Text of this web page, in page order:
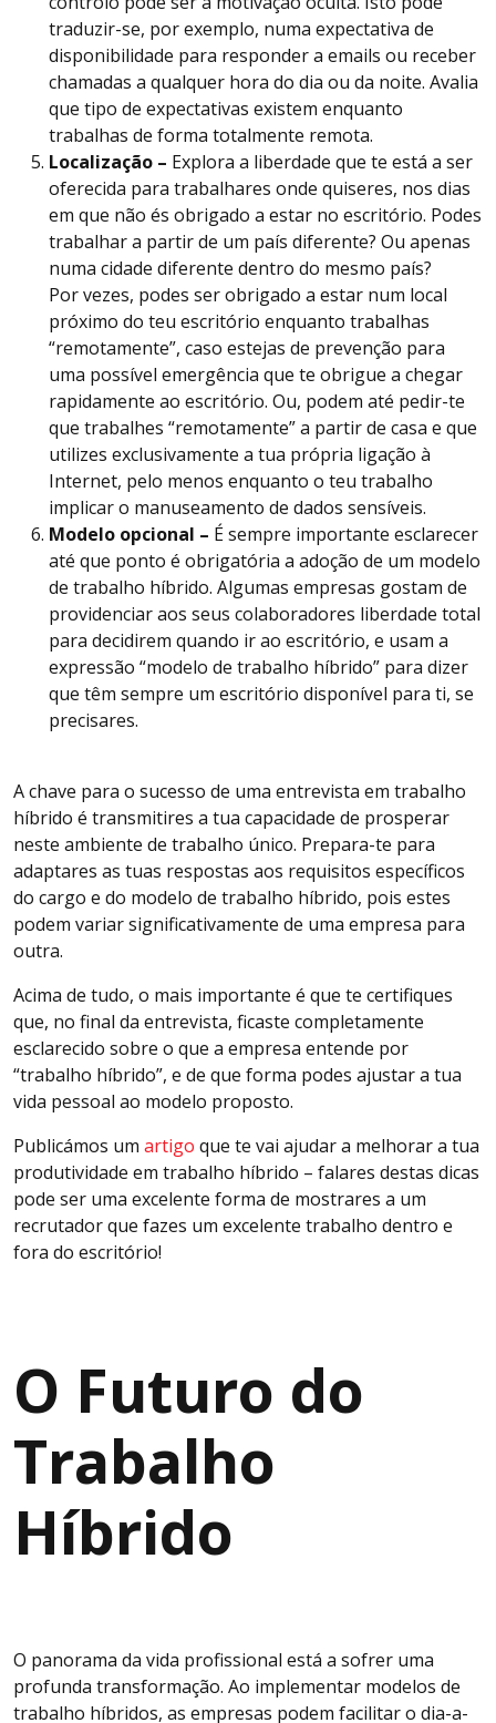
traduzir-se, por exemplo, numa expectativa de
disponibilidade para responder a emails ou receber
chamadas a qualquer hora do dia ou da noite. Avalia
que tipo de expectativas existem enquanto
trabalhas de forma totalmente remota.
Localização – Explora a liberdade que te está a ser
oferecida para trabalhares onde quiseres, nos dias
em que não és obrigado a estar no escritório. Podes
trabalhar a partir de um país diferente? Ou apenas
numa cidade diferente dentro do mesmo país?
Por vezes, podes ser obrigado a estar num local
próximo do teu escritório enquanto trabalhas
“remotamente”, caso estejas de prevenção para
uma possível emergência que te obrigue a chegar
rapidamente ao escritório. Ou, podem até pedir-te
que trabalhes “remotamente” a partir de casa e que
utilizes exclusivamente a tua própria ligação à
Internet, pelo menos enquanto o teu trabalho
implicar o manuseamento de dados sensíveis.
Modelo opcional – É sempre importante esclarecer
até que ponto é obrigatória a adoção de um modelo
de trabalho híbrido. Algumas empresas gostam de
providenciar aos seus colaboradores liberdade total
para decidirem quando ir ao escritório, e usam a
expressão “modelo de trabalho híbrido” para dizer
que têm sempre um escritório disponível para ti, se
precisares.
A chave para o sucesso de uma entrevista em trabalho
híbrido é transmitires a tua capacidade de prosperar
neste ambiente de trabalho único. Prepara-te para
adaptares as tuas respostas aos requisitos específicos
do cargo e do modelo de trabalho híbrido, pois estes
podem variar significativamente de uma empresa para
outra.
Acima de tudo, o mais importante é que te certifiques
que, no final da entrevista, ficaste completamente
esclarecido sobre o que a empresa entende por
“trabalho híbrido”, e de que forma podes ajustar a tua
vida pessoal ao modelo proposto.
Publicámos um artigo que te vai ajudar a melhorar a tua
produtividade em trabalho híbrido – falares destas dicas
pode ser uma excelente forma de mostrares a um
recrutador que fazes um excelente trabalho dentro e
fora do escritório!
O Futuro do
Trabalho
Híbrido
O panorama da vida profissional está a sofrer uma
profunda transformação. Ao implementar modelos de
trabalho híbridos, as empresas podem facilitar o dia-a-